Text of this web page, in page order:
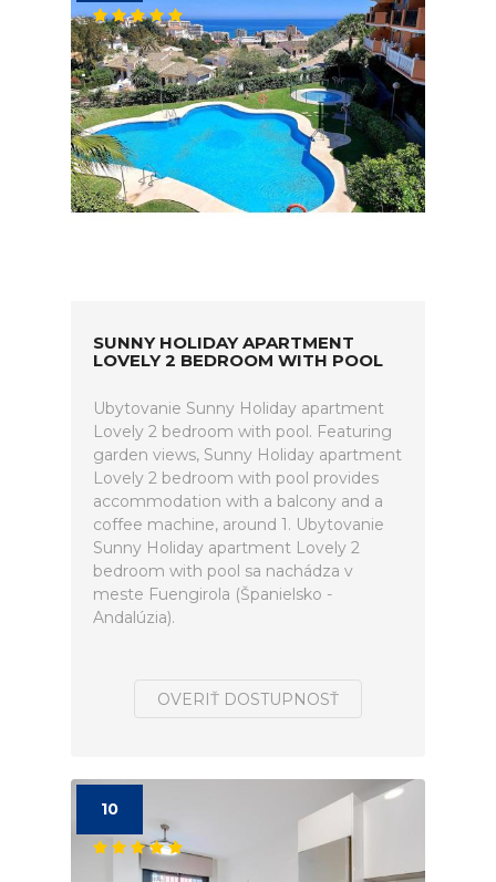
SUNNY HOLIDAY APARTMENT
LOVELY 2 BEDROOM WITH POOL
Ubytovanie Sunny Holiday apartment
Lovely 2 bedroom with pool. Featuring
garden views, Sunny Holiday apartment
Lovely 2 bedroom with pool provides
accommodation with a balcony and a
coffee machine, around 1. Ubytovanie
Sunny Holiday apartment Lovely 2
bedroom with pool sa nachádza v
meste Fuengirola (Španielsko -
Andalúzia).
OVERIŤ DOSTUPNOSŤ
10